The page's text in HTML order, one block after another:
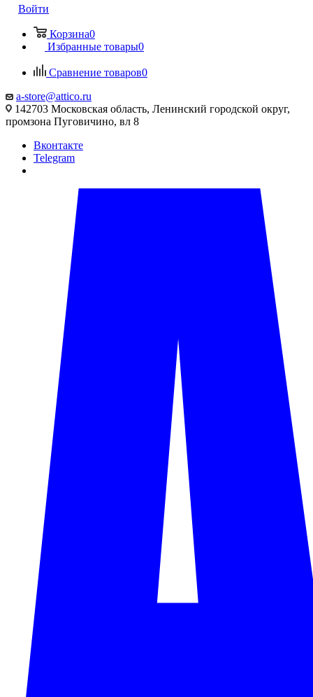
Войти
Корзина0
Избранные товары0
Сравнение товаров0
a-store@attico.ru
142703 Московская область, Ленинский городской округ,
промзона Пуговичино, вл 8
Вконтакте
Telegram